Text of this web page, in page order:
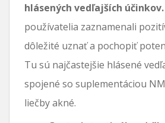
hlásených vedľajších účinkov.
používatelia zaznamenali
dôležité uznať a pochopiť
Tu sú najčastejšie hlásené
spojené so suplementáciou
liečby akné.